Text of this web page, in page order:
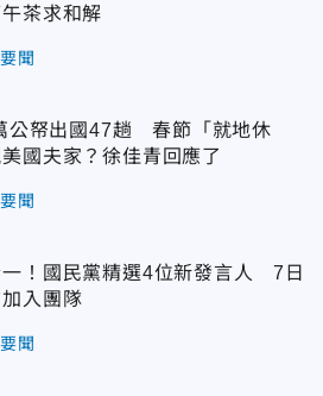
茶求和解
要聞
公帑出國47趟 春節「就地休
國夫家？徐佳青回應了
要聞
！國民黨精選4位新發言人 7日
入團隊
要聞